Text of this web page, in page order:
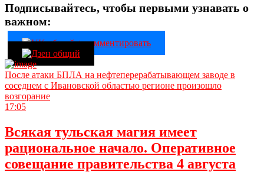
Подписывайтесь, чтобы первыми узнавать о
важном:
После атаки БПЛА на нефтеперерабатывающем заводе в
соседнем с Ивановской областью регионе произошло
возгорание
17:05
Всякая тульская магия имеет
рациональное начало. Оперативное
совещание правительства 4 августа